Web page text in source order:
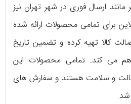
ارسال فوری در شهر تهران نیز
برای تمامی محصولات ارائه شده
کالا تهیه کرده و تضمین تاریخ
می ‌کند. تمامی محصولات این
و سلامت هستند و سفارش‌ های
شد.